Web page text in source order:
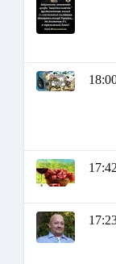
17:42